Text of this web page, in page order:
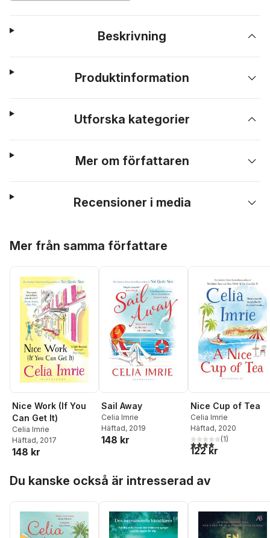
Beskrivning
Produktinformation
Utforska kategorier
Mer om författaren
Recensioner i media
Mer från samma författare
Nice Work (If You
Can Get It)
Celia Imrie
Häftad, 2017
148 kr
Sail Away
Celia Imrie
Häftad, 2019
148 kr
Nice Cup of Tea
Celia Imrie
Häftad, 2020
4,0utav 5 stjärnor.
(1)
122 kr
Du kanske också är intresserad av